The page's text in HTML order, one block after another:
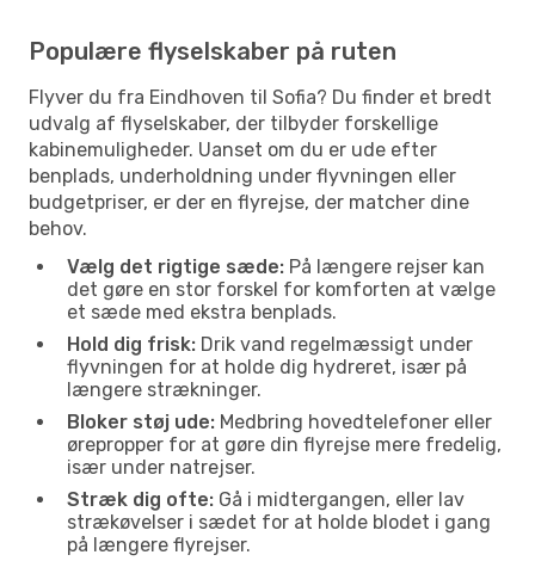
Populære flyselskaber på ruten
Flyver du fra Eindhoven til Sofia? Du finder et bredt
udvalg af flyselskaber, der tilbyder forskellige
kabinemuligheder. Uanset om du er ude efter
benplads, underholdning under flyvningen eller
budgetpriser, er der en flyrejse, der matcher dine
behov.
Vælg det rigtige sæde: På længere rejser kan
det gøre en stor forskel for komforten at vælge
et sæde med ekstra benplads.
Hold dig frisk: Drik vand regelmæssigt under
flyvningen for at holde dig hydreret, især på
længere strækninger.
Bloker støj ude: Medbring hovedtelefoner eller
ørepropper for at gøre din flyrejse mere fredelig,
især under natrejser.
Stræk dig ofte: Gå i midtergangen, eller lav
strækøvelser i sædet for at holde blodet i gang
på længere flyrejser.